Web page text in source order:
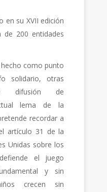
en su XVII edición
200 entidades
como punto
solidario, otras
difusión de
lema de la
recordar a
artículo 31 de la
Unidas sobre los
el juego
y sin
crecen sin